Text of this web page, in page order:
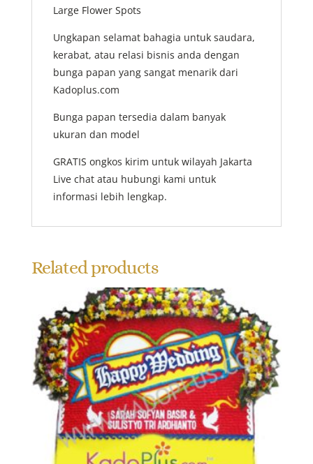
Large Flower Spots
Ungkapan selamat bahagia untuk saudara,
kerabat, atau relasi bisnis anda dengan
bunga papan yang sangat menarik dari
Kadoplus.com
Bunga papan tersedia dalam banyak
ukuran dan model
GRATIS ongkos kirim untuk wilayah Jakarta
Live chat atau hubungi kami untuk
informasi lebih lengkap.
Related products